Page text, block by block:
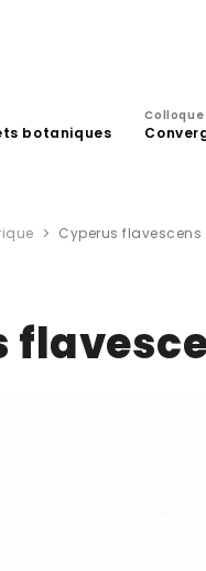
botaniques
Colloque
Cyperus flavescens